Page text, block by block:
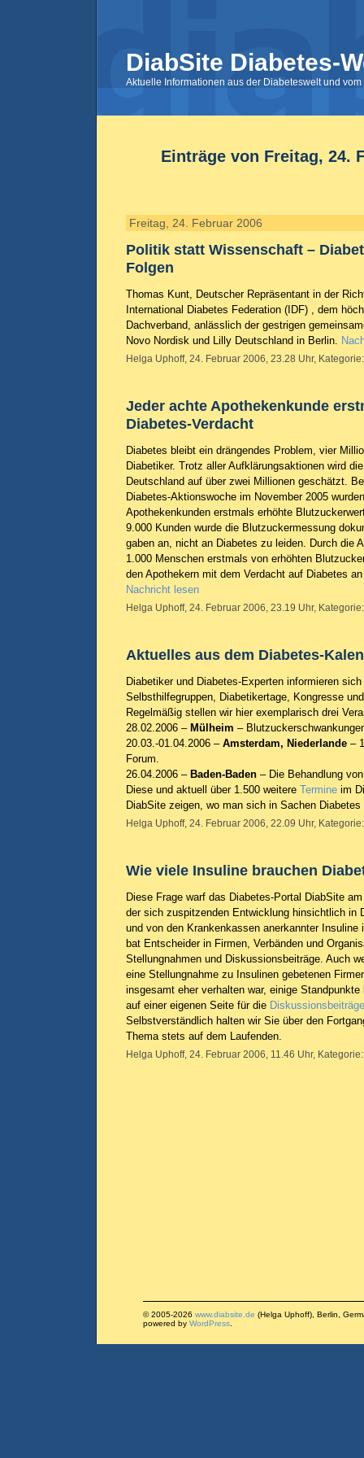
DiabSite Diabetes-
Aktuelle Informationen aus der Diabeteswelt und
Einträge von Freitag, 24.
Freitag, 24. Februar 2006
Politik statt Wissenschaft –
Folgen
Thomas Kunt, Deutscher Repräsentant in der
International Diabetes Federation (IDF) , dem
Dachverband, anlässlich der gestrigen
Novo Nordisk und Lilly Deutschland in Berlin.
Helga Uphoff, 24. Februar 2006, 23.28 Uhr,
Jeder achte Apothekenkunde
Diabetes-Verdacht
Diabetes bleibt ein drängendes Problem, vier
Diabetiker. Trotz aller Aufklärungsaktionen wird
Deutschland auf über zwei Millionen geschätzt.
Diabetes-Aktionswoche im November 2005
Apothekenkunden erstmals erhöhte
9.000 Kunden wurde die Blutzuckermessung
gaben an, nicht an Diabetes zu leiden. Durch die
1.000 Menschen erstmals von erhöhten
den Apothekern mit dem Verdacht auf Diabetes
Nachricht lesen
Helga Uphoff, 24. Februar 2006, 23.19 Uhr,
Aktuelles aus dem Diabetes-
Diabetiker und Diabetes-Experten informieren
Selbsthilfegruppen, Diabetikertage, Kongresse
Regelmäßig stellen wir hier exemplarisch drei
28.02.2006 – Mülheim –
20.03.-01.04.2006 – Amsterdam, Niederlande –
Forum.
26.04.2006 – Baden-Baden – Die Behandlung
Diese und aktuell über 1.500 weitere Termine im
DiabSite zeigen, wo man sich in Sachen
Helga Uphoff, 24. Februar 2006, 22.09 Uhr,
Wie viele Insuline brauchen
Diese Frage warf das Diabetes-Portal DiabSite
der sich zuspitzenden Entwicklung hinsichtlich in
und von den Krankenkassen anerkannter Insuline
bat Entscheider in Firmen, Verbänden und
Stellungnahmen und Diskussionsbeiträge. Auch
eine Stellungnahme zu Insulinen gebetenen
insgesamt eher verhalten war, einige
auf einer eigenen Seite für die Diskussionsbeiträge
Selbstverständlich halten wir Sie über den
Thema stets auf dem Laufenden.
Helga Uphoff, 24. Februar 2006, 11.46 Uhr,
© 2005-2026 www.diabsite.de (Helga Uphoff), Berlin,
powered by WordPress.